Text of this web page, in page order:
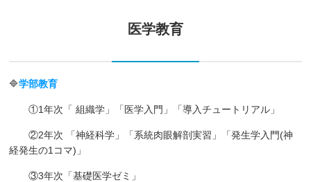
医学教育
🔷学部教育
①1年次「 組織学」「医学入門」「導入チュートリアル」
②2年次 「神経科学」「系統肉眼解剖実習」「発生学入門(神
経発生の1コマ)」
③3年次「基礎医学ゼミ」